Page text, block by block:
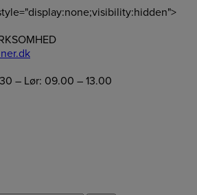
– Lør: 09.00 – 13.00